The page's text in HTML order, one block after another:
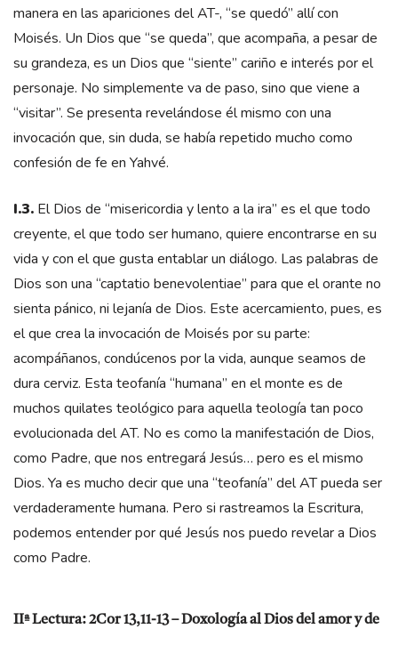
manera en las apariciones del AT-, “se quedó” allí con
Moisés. Un Dios que “se queda”, que acompaña, a pesar de
su grandeza, es un Dios que “siente” cariño e interés por el
personaje. No simplemente va de paso, sino que viene a
“visitar”. Se presenta revelándose él mismo con una
invocación que, sin duda, se había repetido mucho como
confesión de fe en Yahvé.
I.3. El Dios de “misericordia y lento a la ira” es el que todo
creyente, el que todo ser humano, quiere encontrarse en su
vida y con el que gusta entablar un diálogo. Las palabras de
Dios son una “captatio benevolentiae” para que el orante no
sienta pánico, ni lejanía de Dios. Este acercamiento, pues, es
el que crea la invocación de Moisés por su parte:
acompáñanos, condúcenos por la vida, aunque seamos de
dura cerviz. Esta teofanía “humana” en el monte es de
muchos quilates teológico para aquella teología tan poco
evolucionada del AT. No es como la manifestación de Dios,
como Padre, que nos entregará Jesús… pero es el mismo
Dios. Ya es mucho decir que una “teofanía” del AT pueda ser
verdaderamente humana. Pero si rastreamos la Escritura,
podemos entender por qué Jesús nos puedo revelar a Dios
como Padre.
IIª Lectura: 2Cor 13,11-13 – Doxología al Dios del amor y de